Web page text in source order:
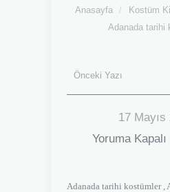
Anasayfa / Kostüm
Adanada tarihi
Önceki Yazı
17 Mayıs
Yoruma Kapalı
Adanada tarihi kostümler ,